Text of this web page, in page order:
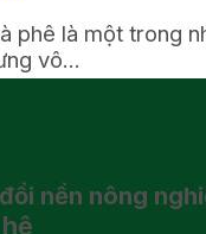
phê là một trong
vô...
nền nông